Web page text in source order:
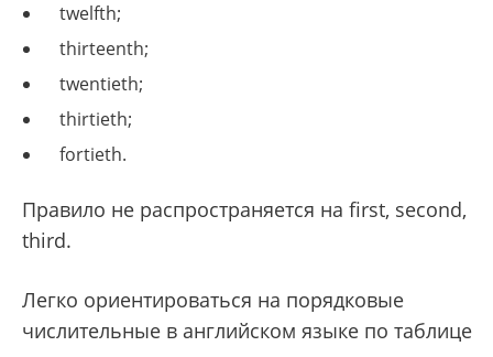
twelfth;
thirteenth;
twentieth;
thirtieth;
fortieth.
Правило не распространяется на first, second,
third.
Легко ориентироваться на порядковые
числительные в английском языке по таблице